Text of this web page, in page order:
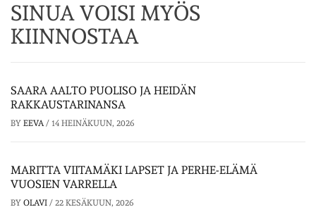
SINUA VOISI MYÖS
KIINNOSTAA
SAARA AALTO PUOLISO JA HEIDÄN
RAKKAUSTARINANSA
BY EEVA / 14 HEINÄKUUN, 2026
MARITTA VIITAMÄKI LAPSET JA PERHE-ELÄMÄ
VUOSIEN VARRELLA
BY OLAVI / 22 KESÄKUUN, 2026